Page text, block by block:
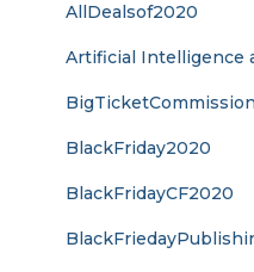
AllDealsof2020
Artificial Intelligence
BlackFriday2020
BlackFridayCF2020